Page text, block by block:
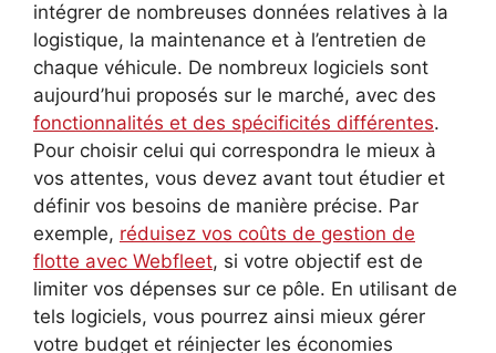
intégrer de nombreuses données relatives à la
logistique, la maintenance et à l’entretien de
chaque véhicule. De nombreux logiciels sont
aujourd’hui proposés sur le marché, avec des
fonctionnalités et des spécificités différentes.
Pour choisir celui qui correspondra le mieux à
vos attentes, vous devez avant tout étudier et
définir vos besoins de manière précise. Par
exemple, réduisez vos coûts de gestion de
flotte avec Webfleet, si votre objectif est de
limiter vos dépenses sur ce pôle. En utilisant de
tels logiciels, vous pourrez ainsi mieux gérer
votre budget et réinjecter les économies